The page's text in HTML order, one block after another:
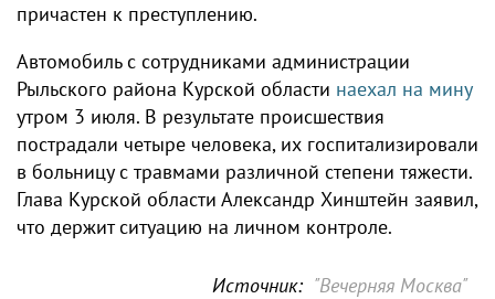
причастен к преступлению.
Автомобиль с сотрудниками администрации
Рыльского района Курской области наехал на мину
утром 3 июля. В результате происшествия
пострадали четыре человека, их госпитализировали
в больницу с травмами различной степени тяжести.
Глава Курской области Александр Хинштейн заявил,
что держит ситуацию на личном контроле.
Источник: "Вечерняя Москва"